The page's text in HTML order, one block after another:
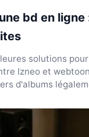
bd en ligne
solutions
Izneo et
d'albums